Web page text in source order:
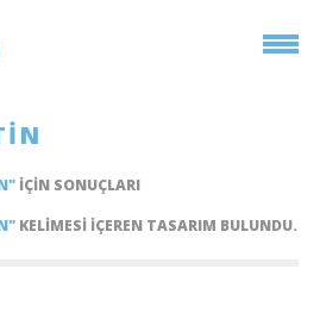
IÇIN SONUÇLARI
KELIMESI IÇEREN TASARIM BULUNDU.